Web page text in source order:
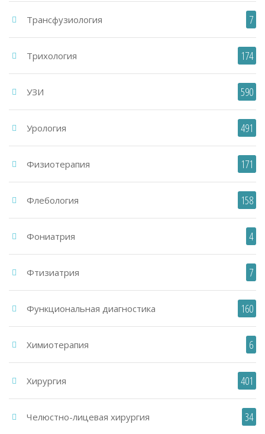
Трансфузиология 7
Трихология 174
УЗИ 590
Урология 491
Физиотерапия 171
Флебология 158
Фониатрия 4
Фтизиатрия 7
Функциональная диагностика 160
Химиотерапия 6
Хирургия 401
Челюстно-лицевая хирургия 34